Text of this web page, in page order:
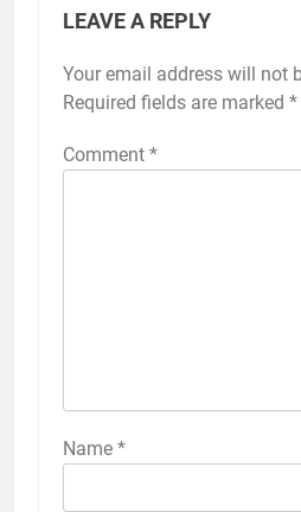
LEAVE A REPLY
Your email address will not
Required fields are marked *
Comment *
Name *